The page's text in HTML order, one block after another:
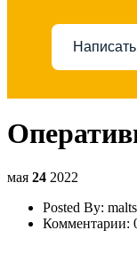
мая 24 2022
Posted By:
Комментарии: